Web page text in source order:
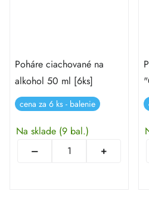
Poháre ciachované na
alkohol 50 ml [6ks]
cena za 6 ks - balenie
Na sklade (9 bal.)